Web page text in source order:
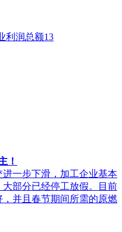
利润总额13
！
一步下滑，加工企业基本
部分已经停工放假。目前
并且春节期间所需的原燃